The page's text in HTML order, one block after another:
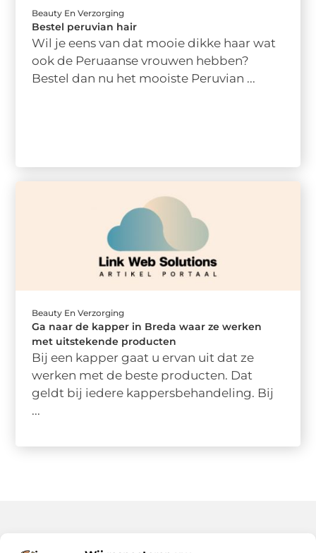
Beauty En Verzorging
Bestel peruvian hair
Wil je eens van dat mooie dikke haar wat
ook de Peruaanse vrouwen hebben?
Bestel dan nu het mooiste Peruvian ...
Beauty En Verzorging
Ga naar de kapper in Breda waar ze werken
met uitstekende producten
Bij een kapper gaat u ervan uit dat ze
werken met de beste producten. Dat
geldt bij iedere kappersbehandeling. Bij
...